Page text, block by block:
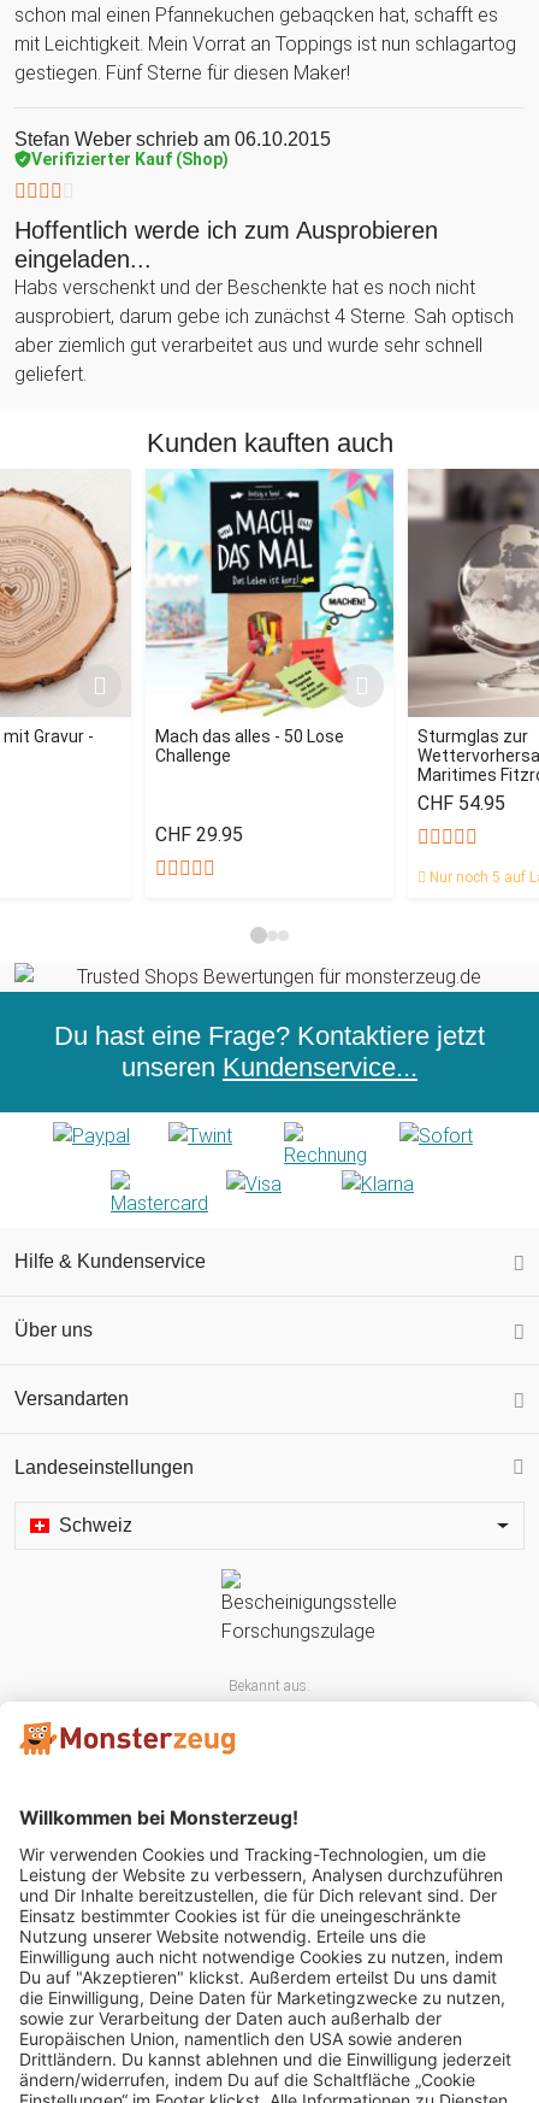
schon mal einen Pfannekuchen gebaqcken hat, schafft es
mit Leichtigkeit. Mein Vorrat an Toppings ist nun schlagartog
gestiegen. Fünf Sterne für diesen Maker!
Stefan Weber schrieb am 06.10.2015
Verifizierter Kauf (Shop)
Hoffentlich werde ich zum Ausprobieren
eingeladen...
Habs verschenkt und der Beschenkte hat es noch nicht
ausprobiert, darum gebe ich zunächst 4 Sterne. Sah optisch
aber ziemlich gut verarbeitet aus und wurde sehr schnell
geliefert.
Kunden kauften auch
Gravur -
Mach das alles - 50 Lose
Challenge
CHF 29.95
Sturmglas zur
Maritimes
CHF 54.95
Nur noch 5 auf
Du hast eine Frage? Kontaktiere jetzt
unseren Kundenservice...
Hilfe & Kundenservice
Über uns
Versandarten
Landeseinstellungen
Schweiz
Bekannt aus:
Mitglied im: